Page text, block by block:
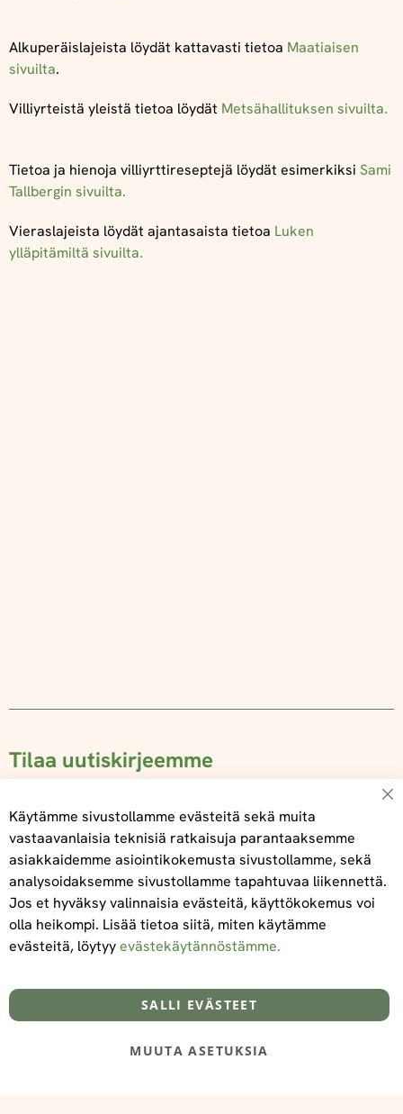
Alkuperäislajeista löydät kattavasti tietoa Maatiaisen
sivuilta.
Villiyrteistä yleistä tietoa löydät Metsähallituksen sivuilta.
Tietoa ja hienoja villiyrttireseptejä löydät esimerkiksi Sami
Tallbergin sivuilta.
Vieraslajeista löydät ajantasaista tietoa Luken
ylläpitämiltä sivuilta.
Tilaa uutiskirjeemme
Tilaa
Tietoa meistä
@‌2025 FooDeliDoo
Toimitus- ja maksuehdot
Käytämme sivustollamme evästeitä sekä muita
vastaavanlaisia teknisiä ratkaisuja parantaaksemme
asiakkaidemme asiointikokemusta sivustollamme, sekä
analysoidaksemme sivustollamme tapahtuvaa liikennettä.
Jos et hyväksy valinnaisia evästeitä, käyttökokemus voi
olla heikompi. Lisää tietoa siitä, miten käytämme
evästeitä, löytyyevästekäytännöstämme.
SALLI EVÄSTEET
MUUTA ASETUKSIA